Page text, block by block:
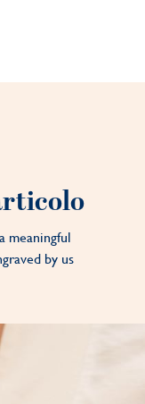
meaningful
by us